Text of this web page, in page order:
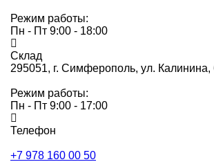
Режим работы:
Пн - Пт 9:00 - 18:00
Склад
295051, г. Симферополь, ул. Калинина,
Режим работы:
Пн - Пт 9:00 - 17:00
Телефон
+7 978 160 00 50